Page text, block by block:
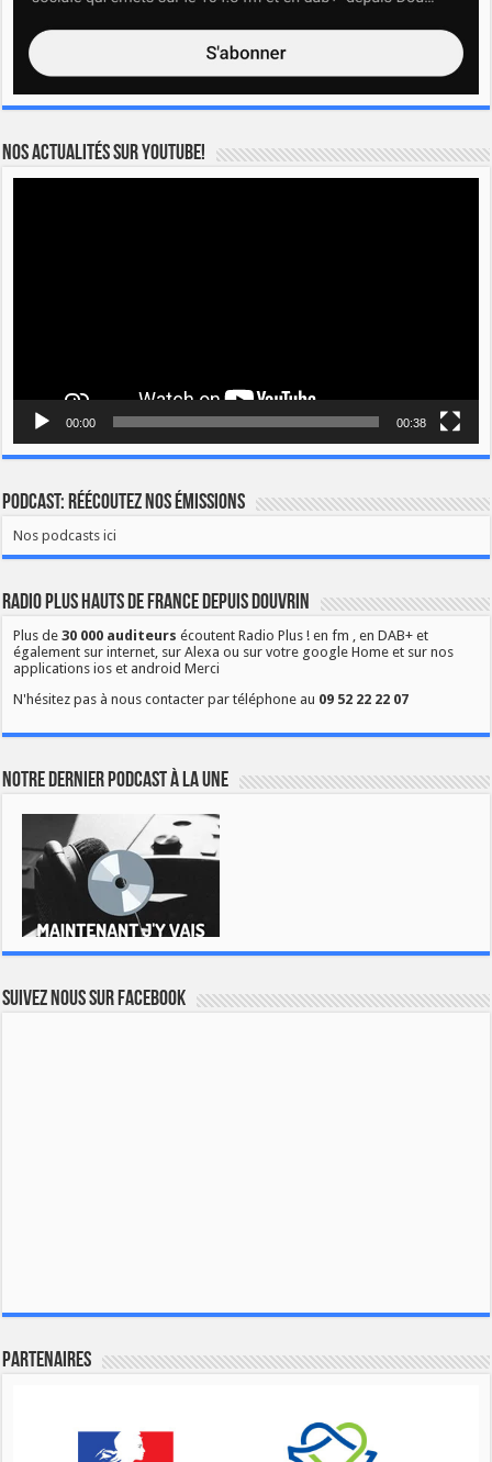
Nos actualités sur YOUTUBE!
00:00 00:38
Podcast: Réécoutez nos émissions
Nos podcasts ici
Radio Plus Hauts de France depuis Douvrin
Plus de30 000 auditeurs écoutent Radio Plus ! en fm , en DAB+ et
également sur internet, sur Alexa ou sur votre google Home et sur nos
applications ios et android Merci
N'hésitez pas à nous contacter par téléphone au 09 52 22 22 07
Notre dernier podcast à la une
Suivez nous sur Facebook
Partenaires